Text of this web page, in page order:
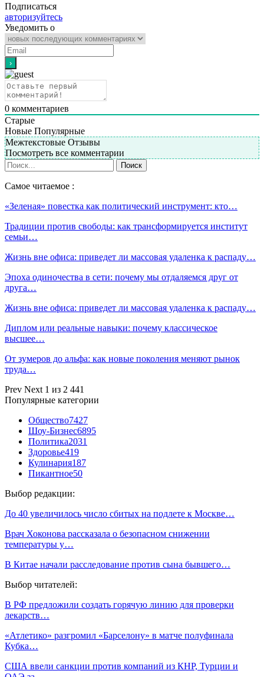
Подписаться
авторизуйтесь
Уведомить о
0 комментариев
Старые
Новые Популярные
Межтекстовые Отзывы
Посмотреть все комментарии
Самое читаемое :
«Зеленая» повестка как политический инструмент: кто…
Традиции против свободы: как трансформируется институт
семьи…
Жизнь вне офиса: приведет ли массовая удаленка к распаду…
Эпоха одиночества в сети: почему мы отдаляемся друг от
друга…
Жизнь вне офиса: приведет ли массовая удаленка к распаду…
Диплом или реальные навыки: почему классическое
высшее…
От зумеров до альфа: как новые поколения меняют рынок
труда…
Prev Next 1 из 2 441
Популярные категории
Общество7427
Шоу-Бизнес6895
Политика2031
Здоровье419
Кулинария187
Пикантное50
Выбор редакции:
До 40 увеличилось число сбитых на подлете к Москве…
Врач Хоконова рассказала о безопасном снижении
температуры у…
В Китае начали расследование против сына бывшего…
Выбор читателей:
В РФ предложили создать горячую линию для проверки
лекарств…
«Атлетико» разгромил «Барселону» в матче полуфинала
Кубка…
США ввели санкции против компаний из КНР, Турции и